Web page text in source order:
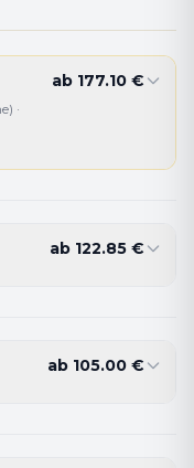
·
ab 177.10 €
ab 122.85 €
ab 105.00 €